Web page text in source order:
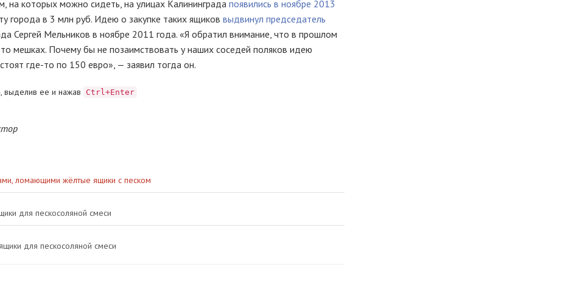
на которых можно сидеть, на улицах Калининграда появились в ноябре 2013
города в 3 млн руб. Идею о закупке таких ящиков выдвинул председатель
Сергей Мельников в ноябре 2011 года. «Я обратил внимание, что в прошлом
то мешках. Почему бы не позаимствовать у наших соседей поляков идею
где-то по 150 евро», — заявил тогда он.
ее и нажав Ctrl+Enter
ломающими жёлтые ящики с песком
для пескосоляной смеси
для пескосоляной смеси